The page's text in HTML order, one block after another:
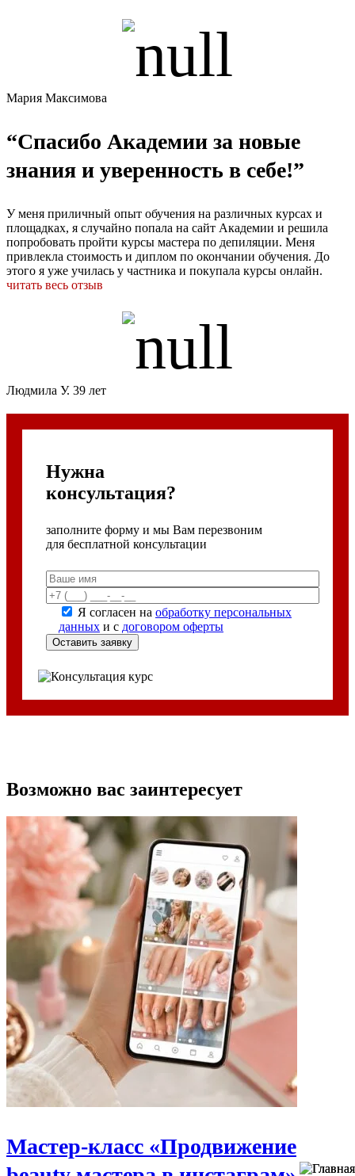
Мария Максимова
“Спасибо Академии за новые
знания и уверенность в себе!”
У меня приличный опыт обучения на различных курсах и
площадках, я случайно попала на сайт Академии и решила
попробовать пройти курсы мастера по депиляции. Меня
привлекла стоимость и диплом по окончании обучения. До
этого я уже училась у частника и покупала курсы онлайн.
читать весь отзыв
Людмила У. 39 лет
Нужна
консультация?
заполните форму и мы Вам перезвоним
для бесплатной консультации
Я согласен на обработку персональных
данных и с договором оферты
Возможно вас заинтересует
Мастер-класс «Продвижение